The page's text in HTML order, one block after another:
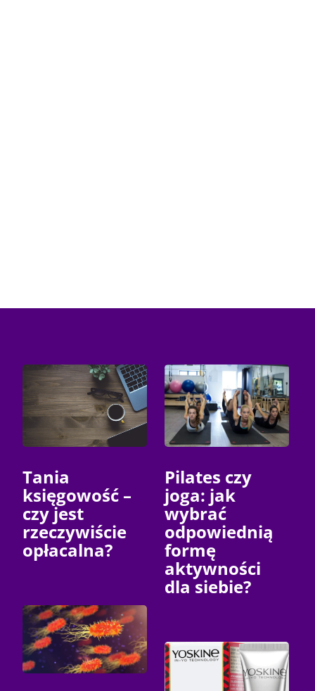
Tania
księgowość –
czy jest
rzeczywiście
opłacalna?
Pilates czy
joga: jak
wybrać
odpowiednią
formę
aktywności
dla siebie?